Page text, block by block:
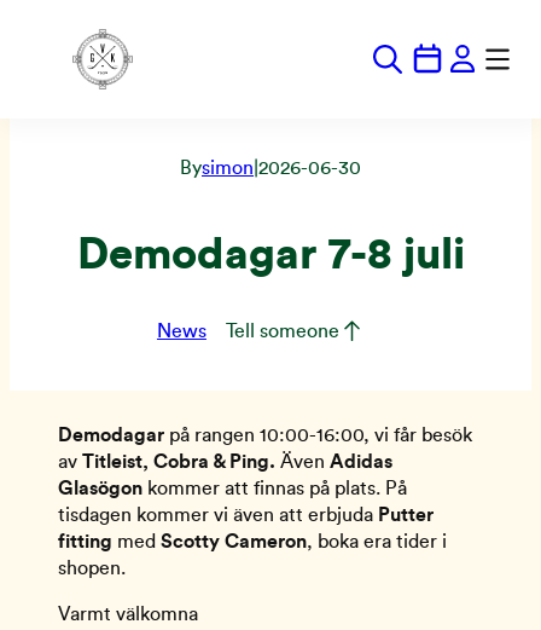
till
Bysimon 2026-06-30
Demodagar 7-8 juli
News Tell someone
Demodagar på rangen 10:00-16:00, vi får besök
av Titleist, Cobra & Ping. Även Adidas
Glasögon kommer att finnas på plats. På
tisdagen kommer vi även att erbjuda Putter
fitting med Scotty Cameron, boka era tider i
shopen.
Varmt välkomna